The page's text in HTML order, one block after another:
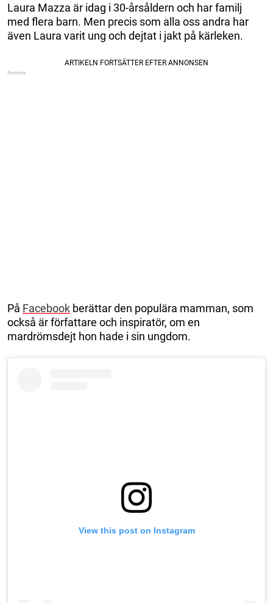
Laura Mazza är idag i 30-årsåldern och har familj
med flera barn. Men precis som alla oss andra har
även Laura varit ung och dejtat i jakt på kärleken.
På Facebook berättar den populära mamman, som
också är författare och inspiratör, om en
mardrömsdejt hon hade i sin ungdom.
View this post on Instagram